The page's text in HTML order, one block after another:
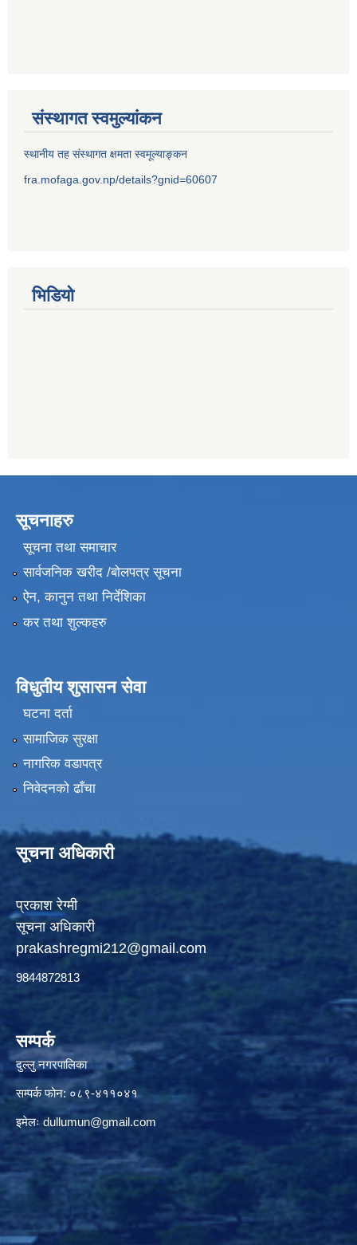
संस्थागत स्वमुल्यांकन
स्थानीय तह संस्थागत क्षमता स्वमूल्याङ्कन
fra.mofaga.gov.np/details?gnid=60607
भिडियो
सूचनाहरु
सूचना तथा समाचार
सार्वजनिक खरीद /बोलपत्र सूचना
ऐन, कानुन तथा निर्देशिका
कर तथा शुल्कहरु
विधुतीय शुसासन सेवा
घटना दर्ता
सामाजिक सुरक्षा
नागरिक वडापत्र
निवेदनको ढाँचा
सूचना अधिकारी
प्रकाश रेग्मी
सूचना अधिकारी
prakashregmi212@gmail.com
9844872813
सम्पर्क
दुल्लु नगरपालिका
सम्पर्क फोन: ०८९-४११०४१
इमेलःdullumun@gmail.com